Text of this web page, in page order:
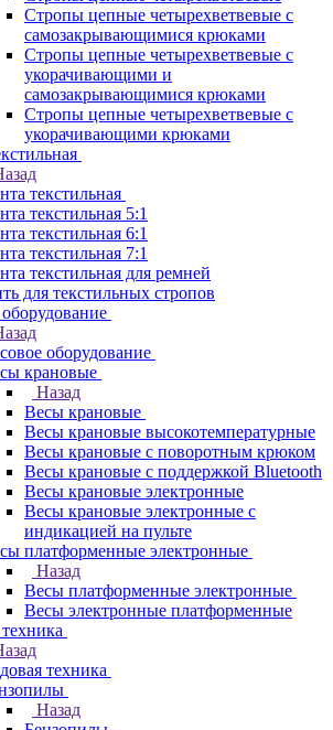
Стропы цепные четырехветвевые с
самозакрывающимися крюками
Стропы цепные четырехветвевые с
укорачивающими и
самозакрывающимися крюками
Стропы цепные четырехветвевые с
укорачивающими крюками
текстильная
текстильная 5:1
текстильная 6:1
текстильная 7:1
текстильная для ремней
для текстильных стропов
оборудование
крановые
Назад
Весы крановые
Весы крановые высокотемпературные
Весы крановые с поворотным крюком
Весы крановые с поддержкой Bluetooth
Весы крановые электронные
Весы крановые электронные с
индикацией на пульте
платформенные электронные
Назад
Весы платформенные электронные
Весы электронные платформенные
техника
Назад